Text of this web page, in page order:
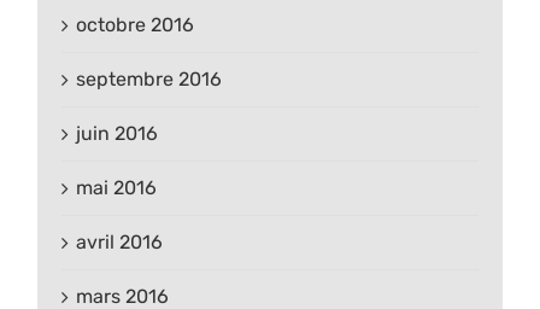
octobre 2016
septembre 2016
juin 2016
mai 2016
avril 2016
mars 2016